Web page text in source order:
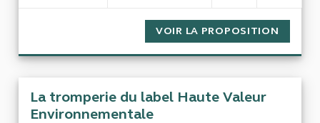
VOIR LA PROPOSITION
La tromperie du label Haute Valeur
Environnementale